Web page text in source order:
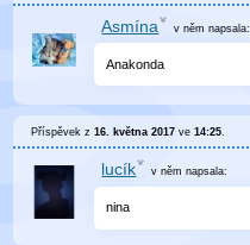
Asmína v něm napsala:
Anakonda
Příspěvek z16. května 2017 ve14:25
lucík v něm napsala:
nina